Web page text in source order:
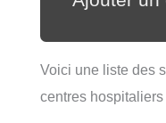
Voici une liste des
centres hospitaliers